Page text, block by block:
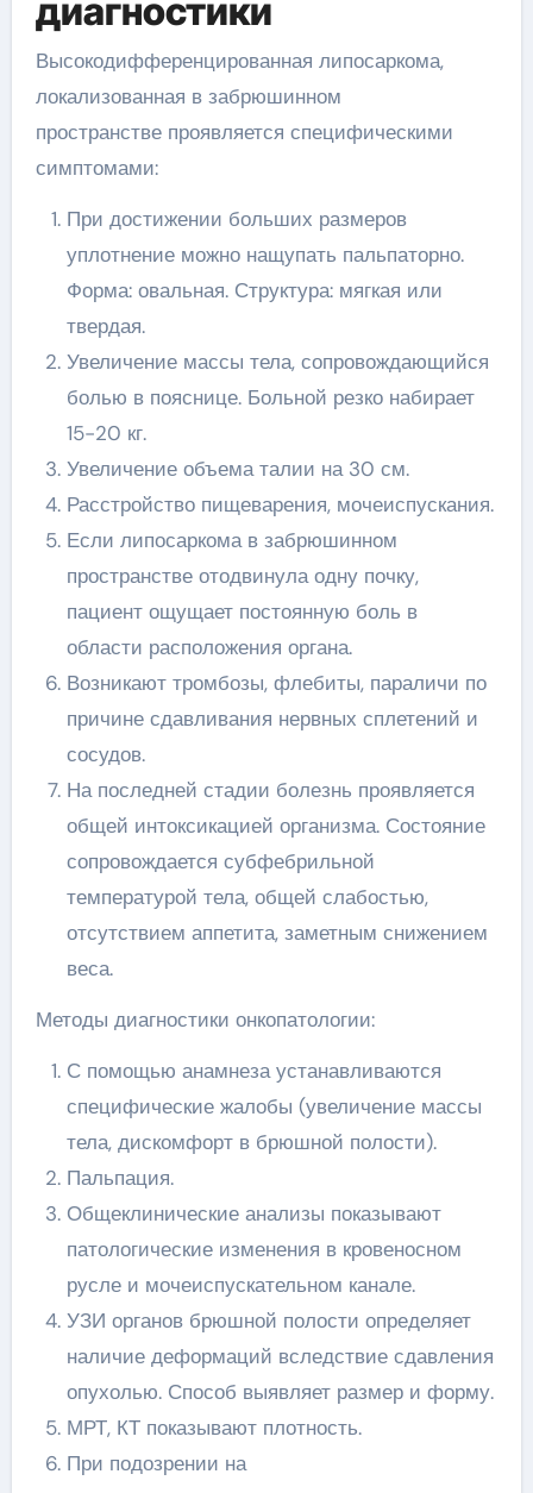
диагностики
Высокодифференцированная липосаркома,
локализованная в забрюшинном
пространстве проявляется специфическими
симптомами:
При достижении больших размеров
уплотнение можно нащупать пальпаторно.
Форма: овальная. Структура: мягкая или
твердая.
Увеличение массы тела, сопровождающийся
болью в пояснице. Больной резко набирает
15-20 кг.
Увеличение объема талии на 30 см.
Расстройство пищеварения, мочеиспускания.
Если липосаркома в забрюшинном
пространстве отодвинула одну почку,
пациент ощущает постоянную боль в
области расположения органа.
Возникают тромбозы, флебиты, параличи по
причине сдавливания нервных сплетений и
сосудов.
На последней стадии болезнь проявляется
общей интоксикацией организма. Состояние
сопровождается субфебрильной
температурой тела, общей слабостью,
отсутствием аппетита, заметным снижением
веса.
Методы диагностики онкопатологии:
С помощью анамнеза устанавливаются
специфические жалобы (увеличение массы
тела, дискомфорт в брюшной полости).
Пальпация.
Общеклинические анализы показывают
патологические изменения в кровеносном
русле и мочеиспускательном канале.
УЗИ органов брюшной полости определяет
наличие деформаций вследствие сдавления
опухолью. Способ выявляет размер и форму.
МРТ, КТ показывают плотность.
При подозрении на